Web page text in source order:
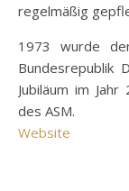
regelmäßig
1973 wurde
Bundesrepublik
Jubiläum im
des ASM.
Website